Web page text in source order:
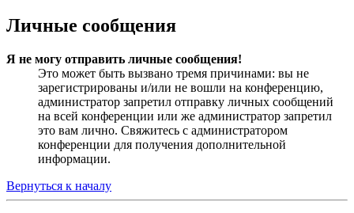
Личные сообщения
Я не могу отправить личные сообщения!
Это может быть вызвано тремя причинами: вы не
зарегистрированы и/или не вошли на конференцию,
администратор запретил отправку личных сообщений
на всей конференции или же администратор запретил
это вам лично. Свяжитесь с администратором
конференции для получения дополнительной
информации.
Вернуться к началу